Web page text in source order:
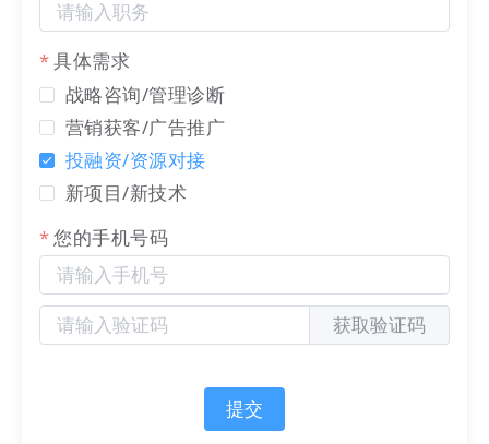
实力把企业做更大！
营销枢纽（ LTD.com
客户的增长“黑武器”，集成多种应用功能，发挥数字
化营销中台扩展性和集成性的架构，在统筹业务流
程、执行数据管理和数据分析等方面发挥巨大的作
用，为企业提供数字化系列解决方案，整个“营、
理，实现经营数字化，销售自动化。成功打造了包括
中机试验、中国英雄钢笔、“振兴杯”全国青年职业技
具体需求
战略咨询/管理诊断
营销获客/广告推广
投融资/资源对接
新项目/新技术
您的手机号码
获取验证码
提交